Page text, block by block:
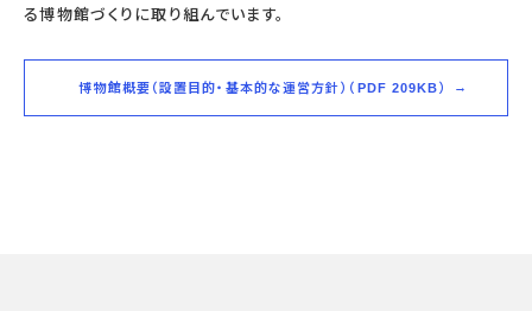
る博物館づくりに取り組んでいます。
博物館概要（設置目的・基本的な運営方針）（PDF 209KB）